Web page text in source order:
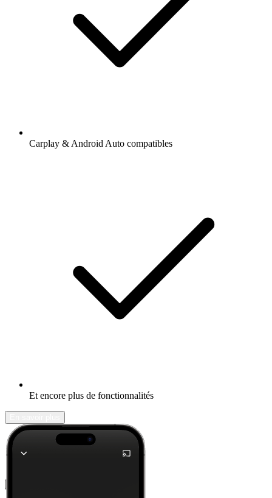
Carplay & Android Auto compatibles
Et encore plus de fonctionnalités